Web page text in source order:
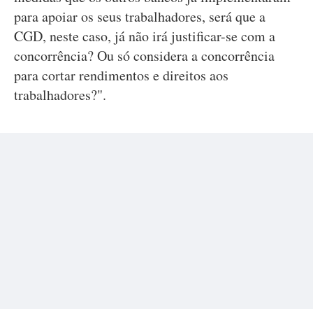
para apoiar os seus trabalhadores, será que a
CGD, neste caso, já não irá justificar-se com a
concorrência? Ou só considera a concorrência
para cortar rendimentos e direitos aos
trabalhadores?".